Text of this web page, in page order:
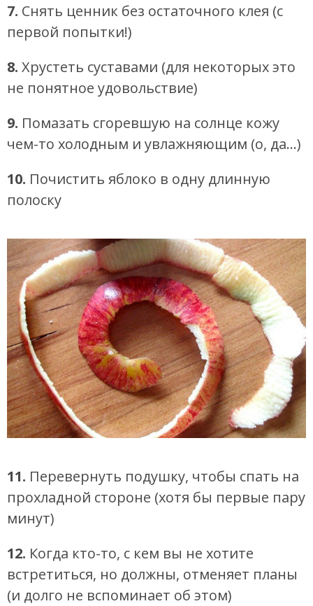
7. Снять ценник без остаточного клея (с
первой попытки!)
8. Хрустеть суставами (для некоторых это
не понятное удовольствие)
9. Помазать сгоревшую на солнце кожу
чем-то холодным и увлажняющим (о, да…)
10. Почистить яблоко в одну длинную
полоску
11. Перевернуть подушку, чтобы спать на
прохладной стороне (хотя бы первые пару
минут)
12. Когда кто-то, с кем вы не хотите
встретиться, но должны, отменяет планы
(и долго не вспоминает об этом)